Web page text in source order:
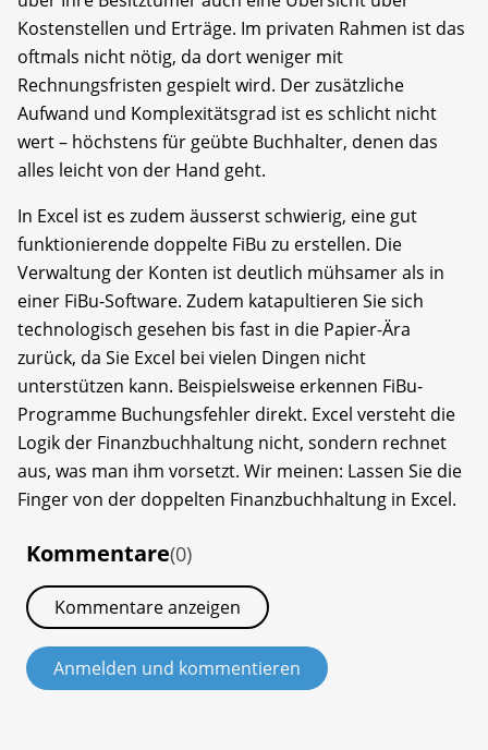
Kostenstellen und Erträge. Im privaten Rahmen ist das
oftmals nicht nötig, da dort weniger mit
Rechnungsfristen gespielt wird. Der zusätzliche
Aufwand und Komplexitätsgrad ist es schlicht nicht
wert – höchstens für geübte Buchhalter, denen das
alles leicht von der Hand geht.
In Excel ist es zudem äusserst schwierig, eine gut
funktionierende doppelte FiBu zu erstellen. Die
Verwaltung der Konten ist deutlich mühsamer als in
einer FiBu-Software. Zudem katapultieren Sie sich
technologisch gesehen bis fast in die Papier-Ära
zurück, da Sie Excel bei vielen Dingen nicht
unterstützen kann. Beispielsweise erkennen FiBu-
Programme Buchungsfehler direkt. Excel versteht die
Logik der Finanzbuchhaltung nicht, sondern rechnet
aus, was man ihm vorsetzt. Wir meinen: Lassen Sie die
Finger von der doppelten Finanzbuchhaltung in Excel.
Kommentare(0)
Kommentare anzeigen
Anmelden und kommentieren